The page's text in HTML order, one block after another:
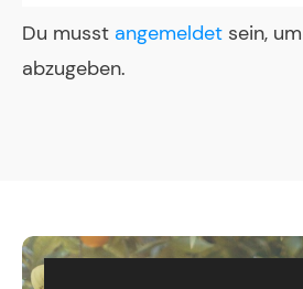
Du musst angemeldet sein,
abzugeben.